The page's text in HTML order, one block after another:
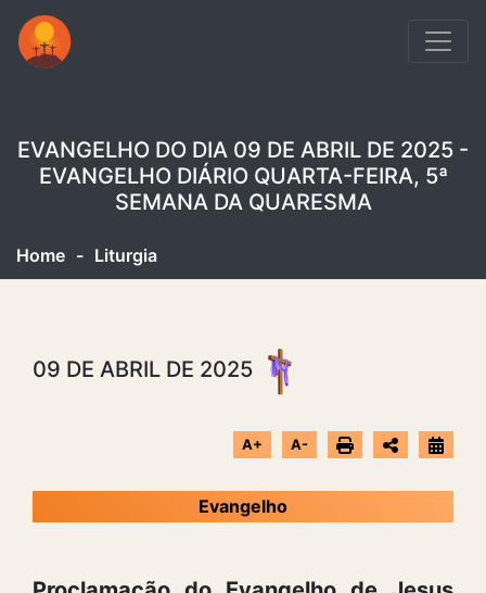
EVANGELHO DO DIA 09 DE ABRIL DE 2025 -
EVANGELHO DIÁRIO QUARTA-FEIRA, 5ª
SEMANA DA QUARESMA
Home - Liturgia
09 DE ABRIL DE 2025
A+ A-
Evangelho